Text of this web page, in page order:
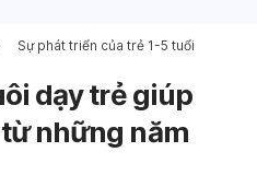
Sự phát triển của trẻ 1-5 tuổi
dạy trẻ giúp
những năm